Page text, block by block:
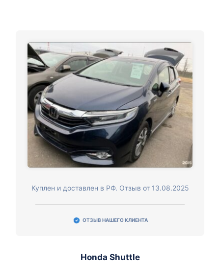
Куплен и доставлен в РФ. Отзыв от 13.08.2025
ОТЗЫВ НАШЕГО КЛИЕНТА
Honda Shuttle